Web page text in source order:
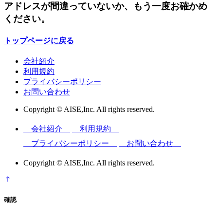
アドレスが間違っていないか、もう一度お確かめ
ください。
トップページに戻る
会社紹介
利用規約
プライバシーポリシー
お問い合わせ
Copyright © AISE,Inc. All rights reserved.
会社紹介
利用規約
プライバシーポリシー
お問い合わせ
Copyright © AISE,Inc. All rights reserved.
確認